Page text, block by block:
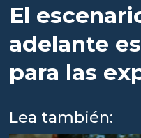
El
adelante
para las
Lea también: